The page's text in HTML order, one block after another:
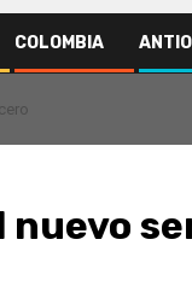
COLOMBIA
nuevo